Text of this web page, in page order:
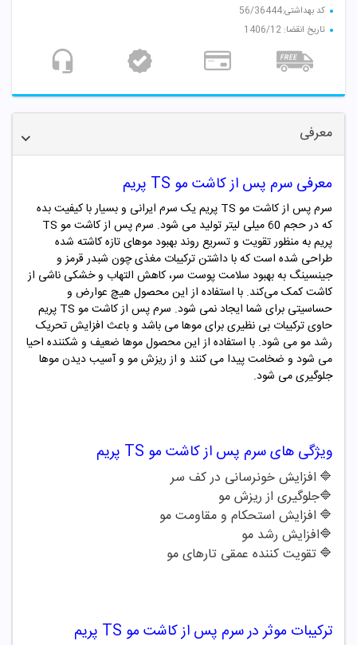
کد بهداشتی:56/36444
تاریخ انقضا: 1406/12
معرفی
معرفی سرم پس از کاشت مو TS پریم
سرم پس از کاشت مو TS پریم یک سرم ایرانی و بسیار با کیفیت بده
که در حجم 60 میلی لیتر تولید می شود. سرم پس از کاشت مو TS
پریم به منظور تقویت و تسریع روند بهبود موهای تازه کاشته شده
طراحی شده است که با داشتن ترکیبات مغذی چون شبدر قرمز و
جینسینگ به بهبود سلامت پوست سر، کاهش التهاب و خشکی ناشی از
کاشت کمک می‌کند. با استفاده از این محصول هیچ عوارض و
حساسیتی برای شما ایجاد نمی شود. سرم پس از کاشت مو TS پریم
حاوی ترکیبات بی نظیری برای موها می باشد و باعث افزایش تحریک
رشد مو می شود. با استفاده از این محصول موها ضعیف و شکننده احیا
می شود و ضخامت پیدا می کنند و از ریزش مو و آسیب دیدن موها
جلوگیری می شود.
ویژگی هایسرم پس از کاشت مو TS پریم
🔷 افزایش خونرسانی در کف سر
🔷جلوگیری از ریزش مو
🔷 افزایش استحکام و مقاومت مو
🔷افزایش رشد مو
🔷تقویت کننده عمقی تارهای مو
ترکیبات موثر درسرم پس از کاشت مو TS پریم